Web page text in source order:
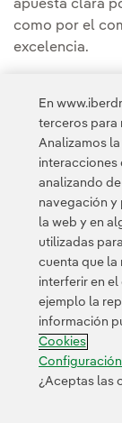
apuesta clara
como por el
excelencia.
Contacta
Configuración
En
terceros para
Analizamos
interacciones
analizando
navegación y
la web y en
utilizadas
cuenta que la
interferir en
ejemplo la
información
Cookies
¿Aceptas las